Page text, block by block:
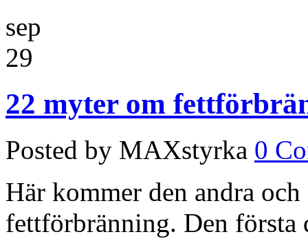
sep
29
22 myter om
Posted by MAXstyrka 0
Här kommer den andra
fettförbränning. Den första